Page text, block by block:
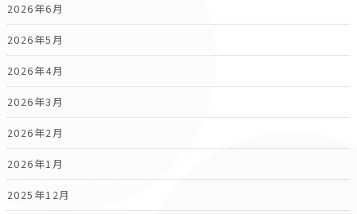
2026年6月
2026年5月
2026年4月
2026年3月
2026年2月
2026年1月
2025年12月